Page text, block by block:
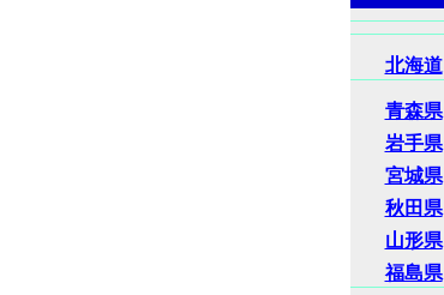
北海道
青森県
岩手県
宮城県
秋田県
山形県
福島県